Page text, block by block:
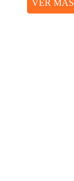
VER MÁS